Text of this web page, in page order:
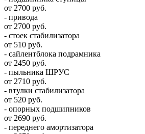
от 2700 руб.
- привода
от 2700 руб.
- стоек стабилизатора
от 510 руб.
- сайлентблока подрамника
от 2450 руб.
- пыльника ШРУС
от 2710 руб.
- втулки стабилизатора
от 520 руб.
- опорных подшипников
от 2690 руб.
- переднего амортизатора